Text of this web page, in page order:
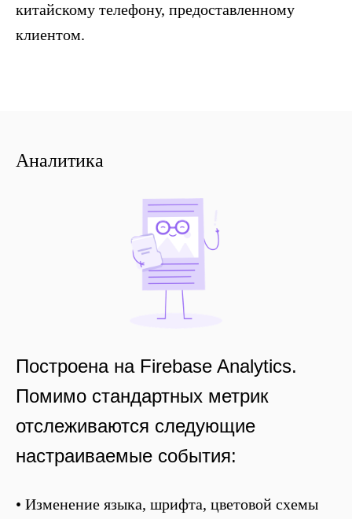
китайскому телефону, предоставленному
клиентом.
Аналитика
Построена на Firebase Analytics.
Помимо стандартных метрик
отслеживаются следующие
настраиваемые события:
• Изменение языка, шрифта, цветовой схемы